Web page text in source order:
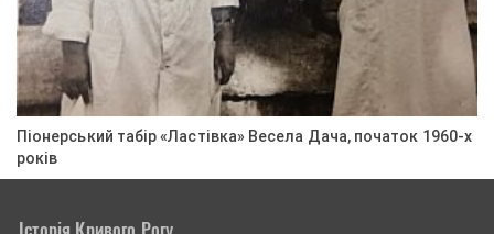
Піонерський табір «Ластівка» Весела Дача, початок 1960-х
років